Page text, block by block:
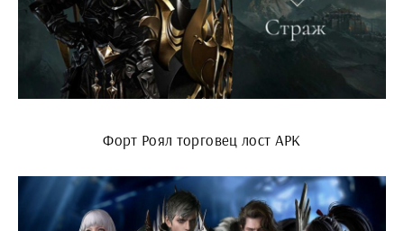
Форт Роял торговец лост АРК